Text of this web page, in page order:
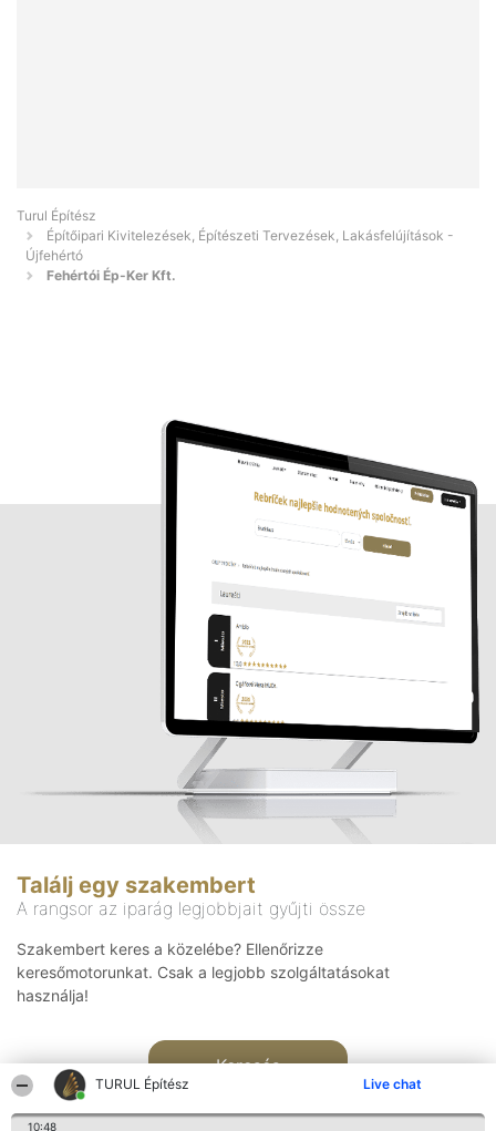
TURUL Építész Live chat
10:48
Turul Építész
Építőipari Kivitelezések, Építészeti Tervezések, Lakásfelújítások -
Újfehértó
Fehértói Ép-Ker Kft.
Találj egy szakembert
A rangsor az iparág legjobbjait gyűjti össze
Szakembert keres a közelébe? Ellenőrizze
keresőmotorunkat. Csak a legjobb szolgáltatásokat
használja!
Keresés